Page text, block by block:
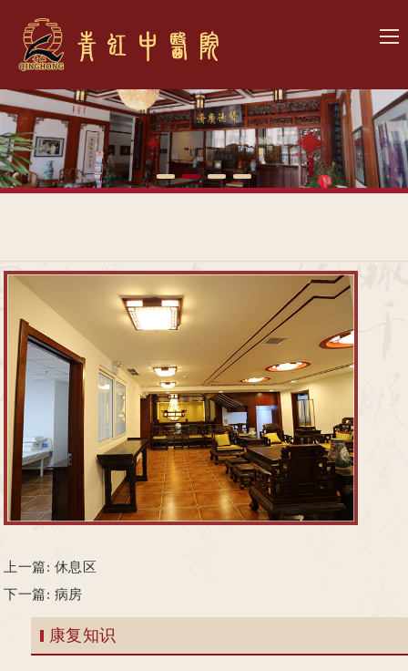
首
页
于
我
青
虹
患
示
我
们
上一篇: 休息区
下一篇: 病房
康复知识